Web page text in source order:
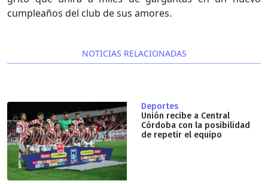
cumpleaños del club de sus amores.
NOTICIAS RELACIONADAS
Deportes
Unión recibe a Central
Córdoba con la posibilidad
de repetir el equipo